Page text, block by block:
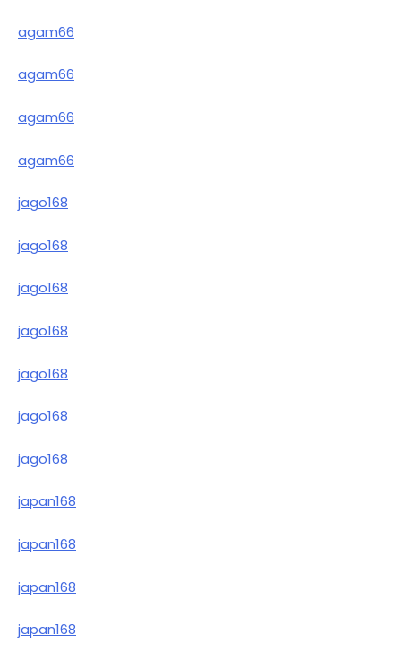
agam66
agam66
agam66
agam66
jago168
jago168
jago168
jago168
jago168
jago168
jago168
japan168
japan168
japan168
japan168